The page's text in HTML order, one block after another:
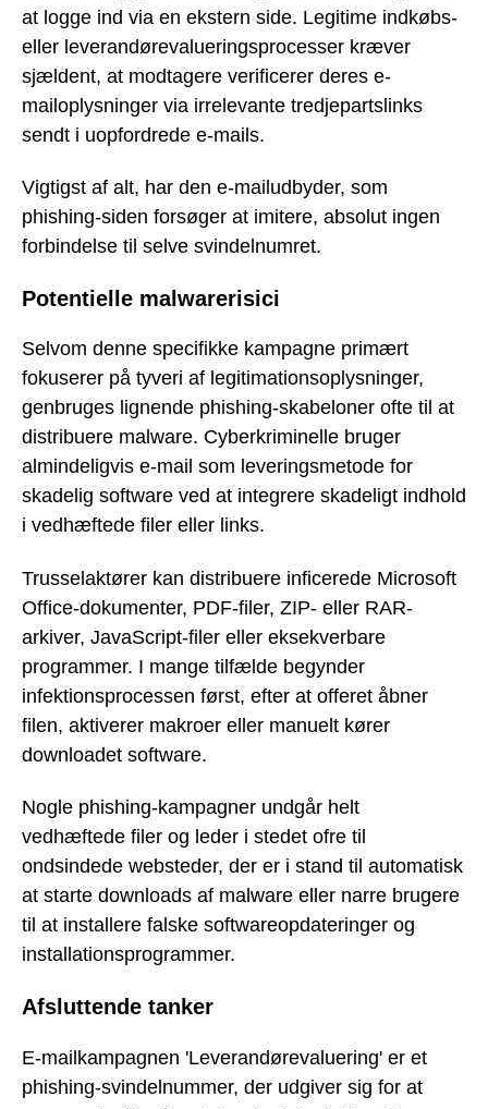
at logge ind via en ekstern side. Legitime indkøbs-
eller leverandørevalueringsprocesser kræver
sjældent, at modtagere verificerer deres e-
mailoplysninger via irrelevante tredjepartslinks
sendt i uopfordrede e-mails.
Vigtigst af alt, har den e-mailudbyder, som
phishing-siden forsøger at imitere, absolut ingen
forbindelse til selve svindelnumret.
Potentielle malwarerisici
Selvom denne specifikke kampagne primært
fokuserer på tyveri af legitimationsoplysninger,
genbruges lignende phishing-skabeloner ofte til at
distribuere malware. Cyberkriminelle bruger
almindeligvis e-mail som leveringsmetode for
skadelig software ved at integrere skadeligt indhold
i vedhæftede filer eller links.
Trusselaktører kan distribuere inficerede Microsoft
Office-dokumenter, PDF-filer, ZIP- eller RAR-
arkiver, JavaScript-filer eller eksekverbare
programmer. I mange tilfælde begynder
infektionsprocessen først, efter at offeret åbner
filen, aktiverer makroer eller manuelt kører
downloadet software.
Nogle phishing-kampagner undgår helt
vedhæftede filer og leder i stedet ofre til
ondsindede websteder, der er i stand til automatisk
at starte downloads af malware eller narre brugere
til at installere falske softwareopdateringer og
installationsprogrammer.
Afsluttende tanker
E-mailkampagnen 'Leverandørevaluering' er et
phishing-svindelnummer, der udgiver sig for at